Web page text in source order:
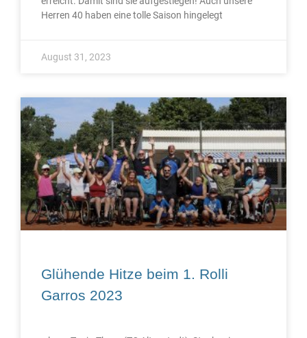
Herren 40 haben eine tolle Saison hingelegt
August 31, 2023
Glühende Hitze beim 1. Rolli
Garros 2023